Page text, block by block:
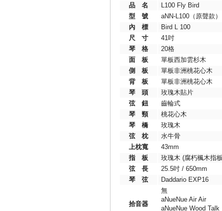
品 名
L100 Fly Bird
型 號
aNN-L100（原聲款）
內 標
Bird L 100
尺 寸
41吋
琴 格
20格
面 板
單板西加雲杉木
側 板
單板非洲桃花心木
背 板
單板非洲桃花心木
琴 頭
玫瑰木貼片
弦 鈕
齒輪式
琴 頸
桃花心木
琴 橋
玫瑰木
弦 枕
水牛骨
上枕寬
43mm
指 板
玫瑰木 (腐朽楓木指
弦 長
25.5吋 / 650mm
琴 弦
Daddario EXP16
拾音器
無
aNueNue Air Air
aNueNue Wood Talk